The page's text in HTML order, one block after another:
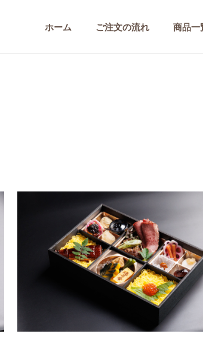
ホーム ご注文の流れ 商品一